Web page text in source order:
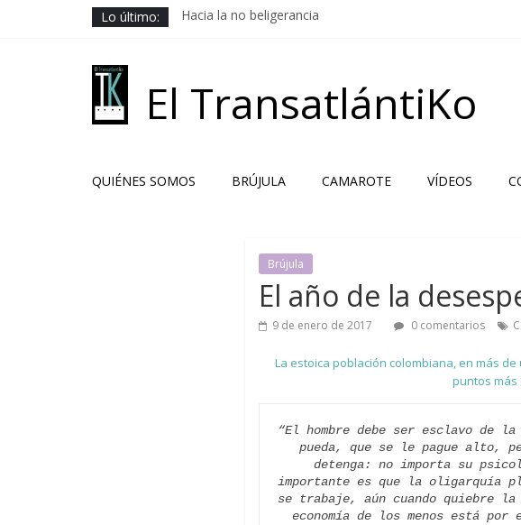
Lo último:
Hacia la no beligerancia
Solución libanesa
El TransatlántiKo
QUIÉNES SOMOS BRÚJULA CAMAROTE VÍDEOS
Brújula
El año de la
9 de enero de 2017 0 comentarios
La estoica población colombiana, en más
puntos más
“El hombre debe ser esclavo de
pueda, que se le pague alto,
detenga: no importa su
importante es que la oligarquía
se trabaje, aún cuando quiebre
economía de los menos está